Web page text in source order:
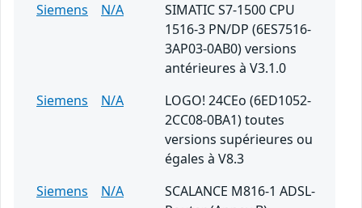
Siemens
N/A
SIMATIC S7-1500 CPU
1516-3 PN/DP (6ES7516-
3AP03-0AB0) versions
antérieures à V3.1.0
Siemens
N/A
LOGO! 24CEo (6ED1052-
2CC08-0BA1) toutes
versions supérieures ou
égales à V8.3
Siemens
N/A
SCALANCE M816-1 ADSL-